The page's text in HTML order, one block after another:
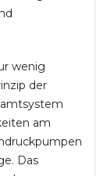
wenig
der
am
Das